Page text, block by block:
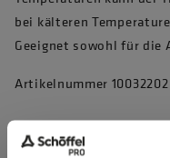
bei kälteren
Geeignet sowohl für die
Artikelnummer
Produkteigenschaften